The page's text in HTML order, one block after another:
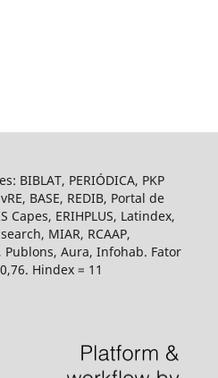
BIBLAT, PERIÓDICA, PKP
BASE, REDIB, Portal de
Capes, ERIHPLUS, Latindex,
MIAR, RCAAP,
Publons, Aura, Infohab. Fator
Hindex = 11